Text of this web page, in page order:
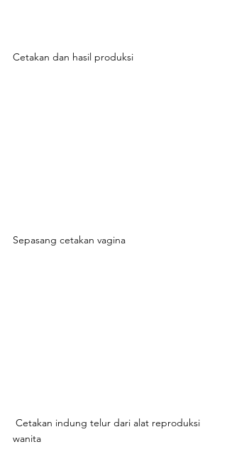
Cetakan dan hasil produksi
Sepasang cetakan vagina
wanita